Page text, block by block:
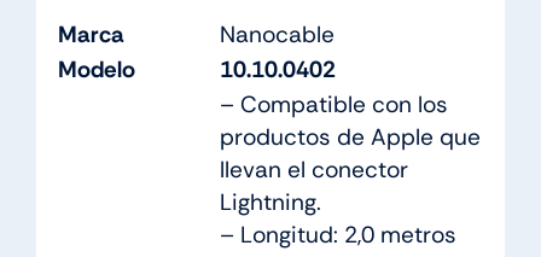
Marca
Nanocable
Modelo
10.10.0402
– Compatible con los
productos de Apple que
llevan el conector
Lightning.
– Longitud: 2,0 metros